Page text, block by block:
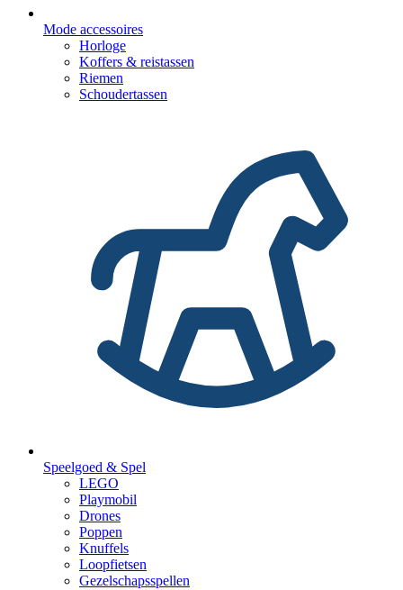
Mode accessoires
Horloge
Koffers & reistassen
Riemen
Schoudertassen
Speelgoed & Spel
LEGO
Playmobil
Drones
Poppen
Knuffels
Loopfietsen
Gezelschapsspellen